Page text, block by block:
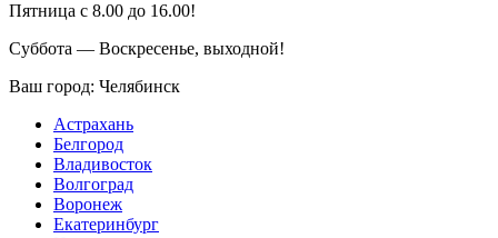
Пятница с 8.00 до 16.00!
Суббота — Воскресенье, выходной!
Ваш город: Челябинск
Астрахань
Белгород
Владивосток
Волгоград
Воронеж
Екатеринбург